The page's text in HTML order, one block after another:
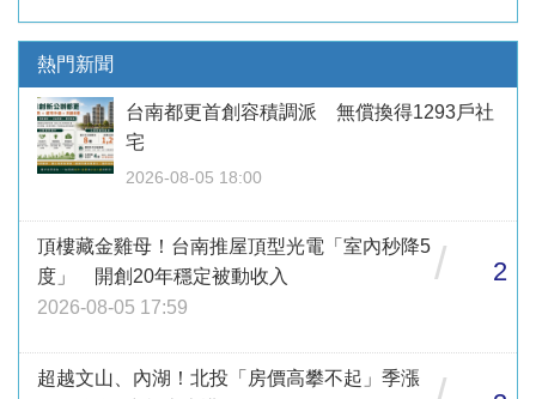
熱門新聞
台南都更首創容積調派 無償換得1293戶社
宅
2026-08-05 18:00
頂樓藏金雞母！台南推屋頂型光電「室內秒降5
度」 開創20年穩定被動收入
2026-08-05 17:59
/ 2
超越文山、內湖！北投「房價高攀不起」季漲